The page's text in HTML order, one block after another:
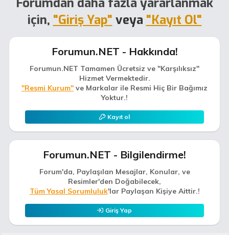
için, "Giriş Yap" veya "Kayıt Ol"
Forumun.NET - Hakkında!
Forumun.NET Tamamen Ücretsiz ve "Karşılıksız"
Hizmet Vermektedir.
"Resmi Kurum" ve Markalar ile Resmi Hiç Bir Bağımız
Yoktur.!
Kayıt ol
Forumun.NET - Bilgilendirme!
Forum'da, Paylaşılan Mesajlar, Konular, ve
Resimler'den Doğabilecek,
Tüm Yasal Sorumluluk'lar Paylaşan Kişiye Aittir.!
Giriş Yap